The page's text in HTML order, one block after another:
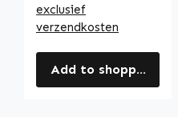
exclusief
verzendkosten
Add to shopping cart